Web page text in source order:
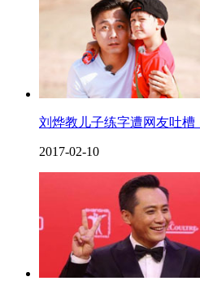
刘烨教儿子练字遭网友吐槽
2017-02-10